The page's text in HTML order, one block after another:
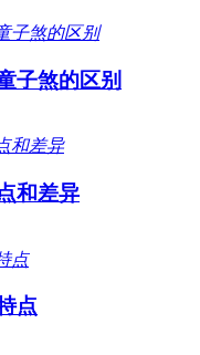
子煞的区别
和差异
点